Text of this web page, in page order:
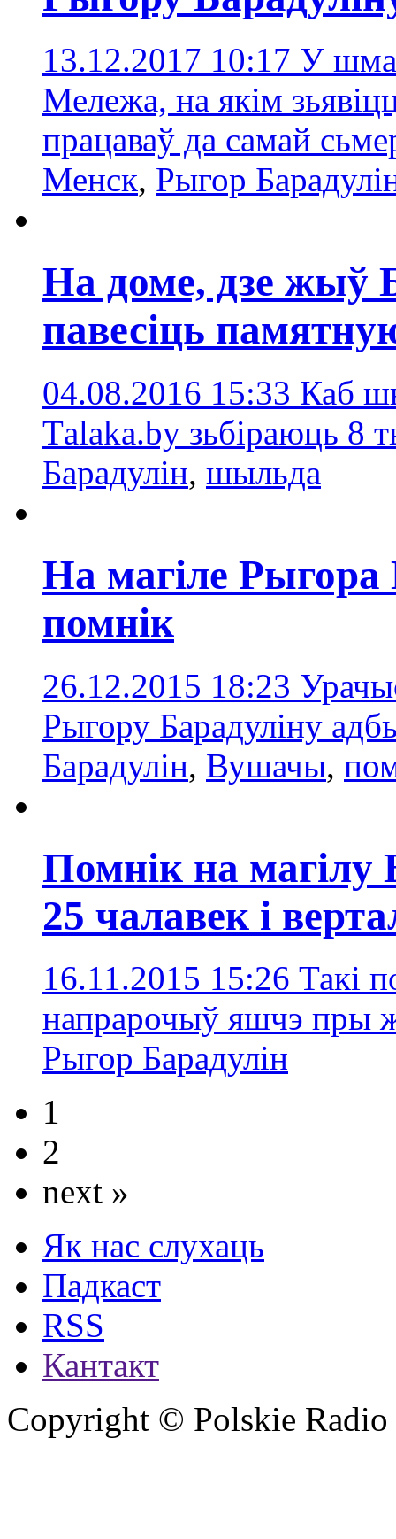
13.12.2017 10:17 У
Мележа, на якім
працаваў да самай
Менск, Рыгор
На доме, дзе жыў
павесіць
04.08.2016 15:33 Каб
Тalaka.by зьбіраюць 8
Барадулін, шыльда
На магіле Рыгора
помнік
26.12.2015 18:23
Рыгору Барадуліну
Барадулін, Вушачы,
Помнік на магілу
25 чалавек і
16.11.2015 15:26 Такі
напрарочыў яшчэ пры
Рыгор Барадулін
1
2
next »
Як нас слухаць
Падкаст
RSS
Кантакт
Copyright © Polskie